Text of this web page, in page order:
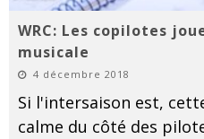
WRC: Les copilotes
musicale
4 décembre 2018
Si l'intersaison est,
calme du côté des